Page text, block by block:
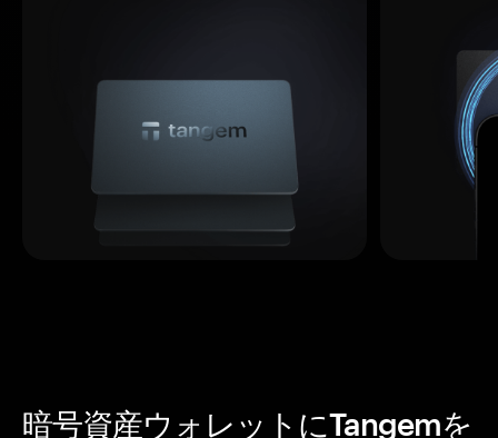
暗号資産ウォレットにTangemを